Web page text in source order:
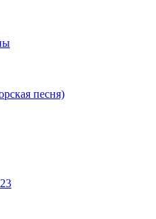
песня)
23